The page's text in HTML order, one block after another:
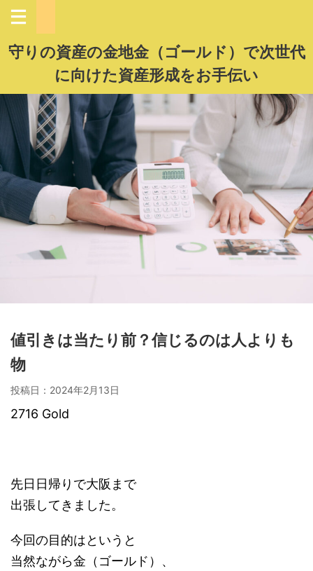
守りの資産の金地金（ゴールド）で次世代
に向けた資産形成をお手伝い
値引きは当たり前？信じるのは人よりも
物
投稿日： 2024年2月13日
2716 Gold
先日日帰りで大阪まで
出張してきました。
今回の目的はというと
当然ながら金（ゴールド）、